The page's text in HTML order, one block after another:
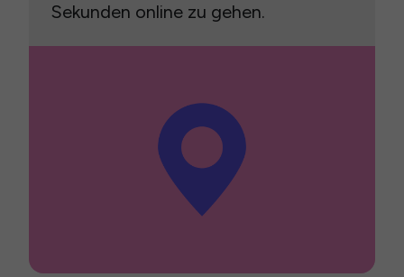
Sekunden online zu gehen.